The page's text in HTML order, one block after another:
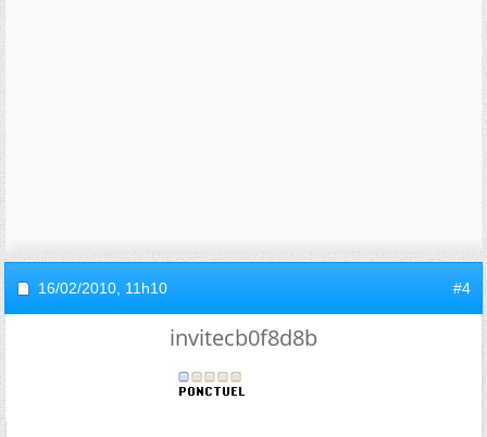
16/02/2010, 11h10 #4
invitecb0f8d8b